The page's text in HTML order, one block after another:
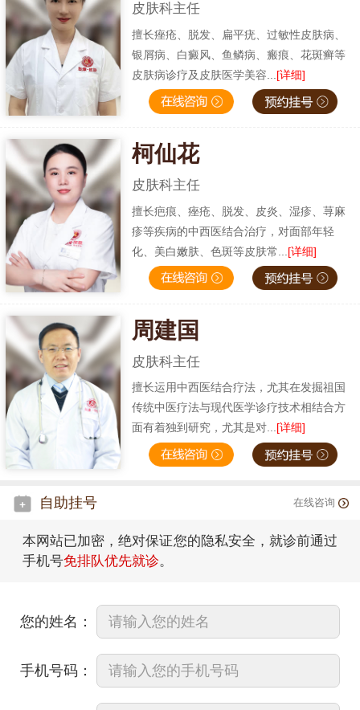
皮肤科主任
擅长痤疮、脱发、扁平疣、过敏性皮肤病、
银屑病、白癜风、鱼鳞病、瘢痕、花斑癣等
皮肤病诊疗及皮肤医学美容... [详细]
柯仙花
皮肤科主任
擅长疤痕、痤疮、脱发、皮炎、湿疹、荨麻
疹等疾病的中西医结合治疗，对面部年轻
化、美白嫩肤、色斑等皮肤常... [详细]
周建国
皮肤科主任
擅长运用中西医结合疗法，尤其在发掘祖国
传统中医疗法与现代医学诊疗技术相结合方
面有着独到研究，尤其是对...[详细]
自助挂号 在线咨询
本网站已加密，绝对保证您的隐私安全，就诊前通过
手机号免排队优先就诊。
您的姓名：
手机号码：